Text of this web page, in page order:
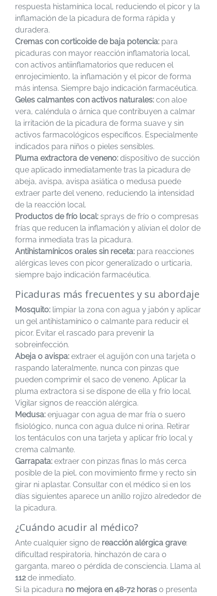
respuesta histamínica local, reduciendo el picor y la
inflamación de la picadura de forma rápida y
duradera.
Cremas con corticoide de baja potencia: para
picaduras con mayor reacción inflamatoria local,
con activos antiinflamatorios que reducen el
enrojecimiento, la inflamación y el picor de forma
más intensa. Siempre bajo indicación farmacéutica.
Geles calmantes con activos naturales: con aloe
vera, caléndula o árnica que contribuyen a calmar
la irritación de la picadura de forma suave y sin
activos farmacológicos específicos. Especialmente
indicados para niños o pieles sensibles.
Pluma extractora de veneno: dispositivo de succión
que aplicado inmediatamente tras la picadura de
abeja, avispa, avispa asiática o medusa puede
extraer parte del veneno, reduciendo la intensidad
de la reacción local.
Productos de frío local: sprays de frío o compresas
frías que reducen la inflamación y alivian el dolor de
forma inmediata tras la picadura.
Antihistamínicos orales sin receta: para reacciones
alérgicas leves con picor generalizado o urticaria,
siempre bajo indicación farmacéutica.
Picaduras más frecuentes y su abordaje
Mosquito: limpiar la zona con agua y jabón y aplicar
un gel antihistamínico o calmante para reducir el
picor. Evitar el rascado para prevenir la
sobreinfección.
Abeja o avispa: extraer el aguijón con una tarjeta o
raspando lateralmente, nunca con pinzas que
pueden comprimir el saco de veneno. Aplicar la
pluma extractora si se dispone de ella y frío local.
Vigilar signos de reacción alérgica.
Medusa: enjuagar con agua de mar fría o suero
fisiológico, nunca con agua dulce ni orina. Retirar
los tentáculos con una tarjeta y aplicar frío local y
crema calmante.
Garrapata: extraer con pinzas finas lo más cerca
posible de la piel, con movimiento firme y recto sin
girar ni aplastar. Consultar con el médico si en los
días siguientes aparece un anillo rojizo alrededor de
la picadura.
¿Cuándo acudir al médico?
Ante cualquier signo de reacción alérgica grave:
dificultad respiratoria, hinchazón de cara o
garganta, mareo o pérdida de consciencia. Llama al
112de inmediato.
Si la picadura no mejora en 48-72 horas o presenta